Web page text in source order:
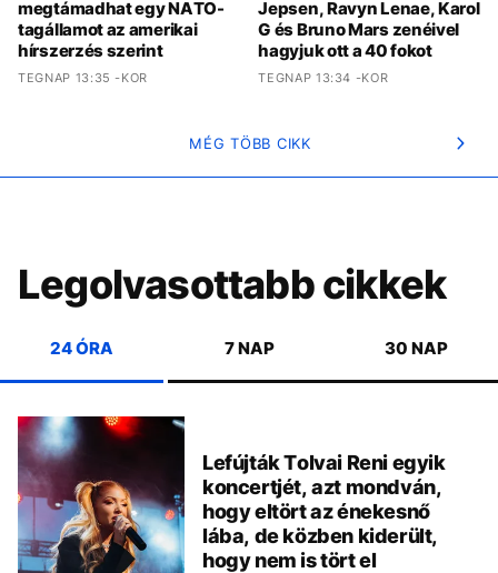
megtámadhat egy NATO-
tagállamot az amerikai
hírszerzés szerint
TEGNAP 13:35 -KOR
Jepsen, Ravyn Lenae, Karol
G és Bruno Mars zenéivel
hagyjuk ott a 40 fokot
TEGNAP 13:34 -KOR
MÉG TÖBB CIKK
Legolvasottabb cikkek
24 ÓRA 7 NAP 30 NAP
Lefújták Tolvai Reni egyik
koncertjét, azt mondván,
hogy eltört az énekesnő
lába, de közben kiderült,
hogy nem is tört el